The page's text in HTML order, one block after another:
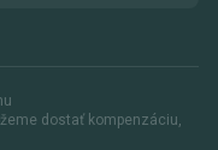
dostať kompenzáciu,